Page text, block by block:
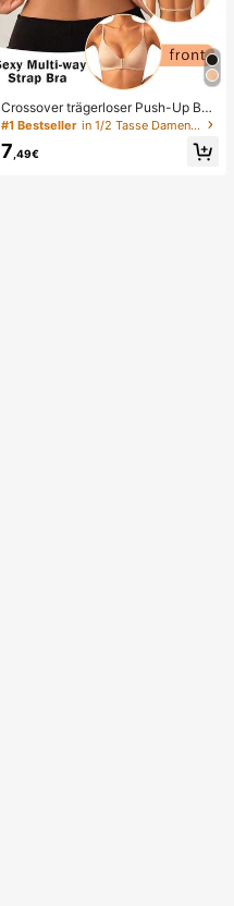
Crossover trägerloser Push-Up BH,
nahtloses U-Rücken Design unsich
tbarer BH geeignet für verschieden
e Kleider, verstellbare Träger, hautf
#1 Bestseller in 1/2 Tasse Damen BHs & Bralettes
7 ,49€